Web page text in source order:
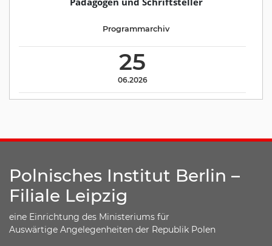
25
06.2026
Programmarchiv
Polnisches Institut Berlin –
Filiale Leipzig
eine Einrichtung des Ministeriums für
Auswärtige Angelegenheiten der Republik Polen